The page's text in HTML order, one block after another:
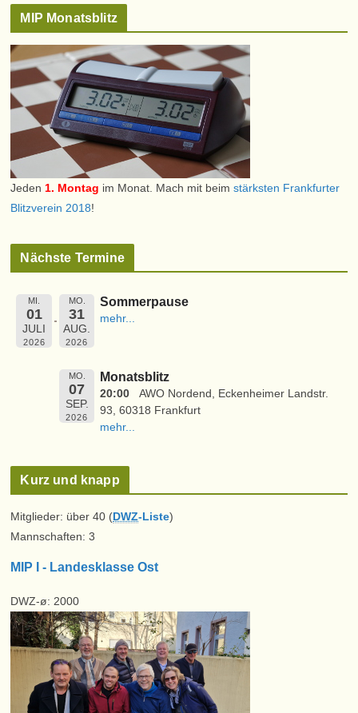
MIP Monatsblitz
Jeden 1. Montag im Monat. Mach mit beimstärksten Frankfurter
Blitzverein 2018!
Nächste Termine
MI.
01
JULI
2026
MO.
31
AUG.
2026
Sommerpause
mehr...
MO.
07
SEP.
2026
Monatsblitz
20:00
AWO Nordend, Eckenheimer Landstr.
93, 60318 Frankfurt
mehr...
Kurz und knapp
Mitglieder: über 40 (DWZ-Liste)
Mannschaften: 3
MIP I - Landesklasse Ost
DWZ-ø: 2000